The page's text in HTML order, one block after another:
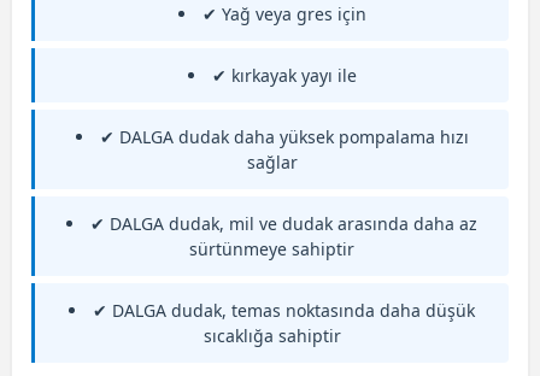
✔ Yağ veya gres için
✔ kırkayak yayı ile
✔ DALGA dudak daha yüksek pompalama hızı
sağlar
✔ DALGA dudak, mil ve dudak arasında daha az
sürtünmeye sahiptir
✔ DALGA dudak, temas noktasında daha düşük
sıcaklığa sahiptir